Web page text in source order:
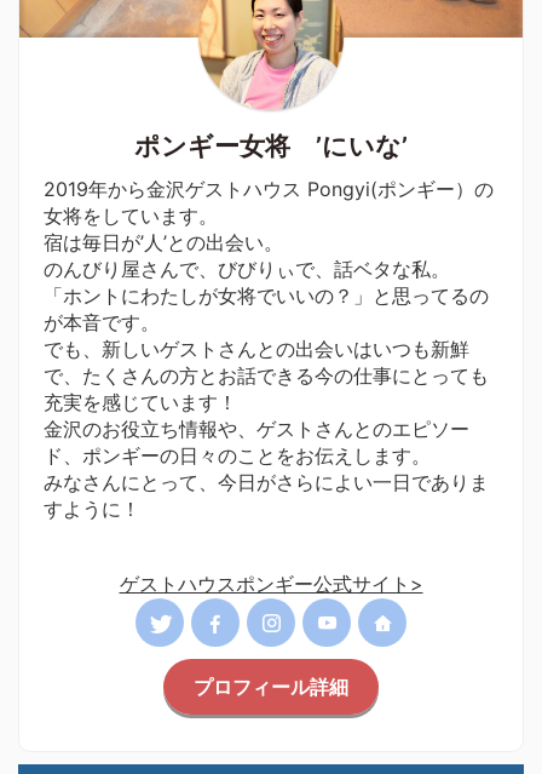
ポンギー女将 ’にいな’
2019年から金沢ゲストハウス Pongyi(ポンギー）の
女将をしています。
宿は毎日が’人’との出会い。
のんびり屋さんで、びびりぃで、話ベタな私。
「ホントにわたしが女将でいいの？」と思ってるの
が本音です。
でも、新しいゲストさんとの出会いはいつも新鮮
で、たくさんの方とお話できる今の仕事にとっても
充実を感じています！
金沢のお役立ち情報や、ゲストさんとのエピソー
ド、ポンギーの日々のことをお伝えします。
みなさんにとって、今日がさらによい一日でありま
すように！
ゲストハウスポンギー公式サイト>
プロフィール詳細